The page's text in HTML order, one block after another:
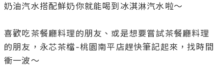
奶油汽水搭配鮮奶你就能喝到冰淇淋汽水啦～
喜歡吃茶餐廳料理的朋友、或是想要嘗試茶餐廳料理
的朋友，永芯茶檔-桃園南平店趕快筆記起來，找時間
衝一波～